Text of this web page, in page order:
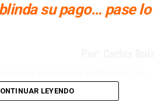
su pago… pase lo
con la Presa El Realito, un
LEYENDO